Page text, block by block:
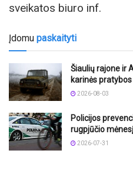
sveikatos biuro inf.
Įdomu paskaityti
Šiaulių rajone ir
karinės pratybos
2026-08-03
Policijos
rugpjūčio mėnesį
2026-07-31